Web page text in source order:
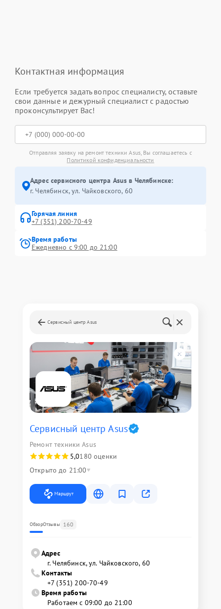
Контактная информация
Если требуется задать вопрос специалисту, оставьте
свои данные и дежурный специалист с радостью
проконсультирует Вас!
Отправляя заявку на ремонт техники Asus, Вы соглашаетесь с
Политикой конфиденциальности
Адрес сервисного центра Asus в Челябинске:
г. Челябинск, ул. Чайковского, 60
Горячая линия
+7 (351) 200-70-49
Время работы
Ежедневно с 9:00 до 21:00
Сервисный центр Asus
Сервисный центр Asus
Ремонт техники Asus
5,0180 оценки
Открыто до 21:00
Маршрут
ОбзорОтзывы 160
Адрес
г. Челябинск, ул. Чайковского, 60
Контакты
+7 (351) 200-70-49
Время работы
Работаем с 09:00 до 21:00